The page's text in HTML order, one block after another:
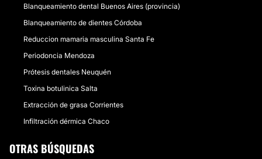
Blanqueamiento dental Buenos Aires (provincia)
Blanqueamiento de dientes Córdoba
Reduccion mamaria masculina Santa Fe
Periodoncia Mendoza
Prótesis dentales Neuquén
Toxina botulinica Salta
Extracción de grasa Corrientes
Infiltración dérmica Chaco
OTRAS BÚSQUEDAS